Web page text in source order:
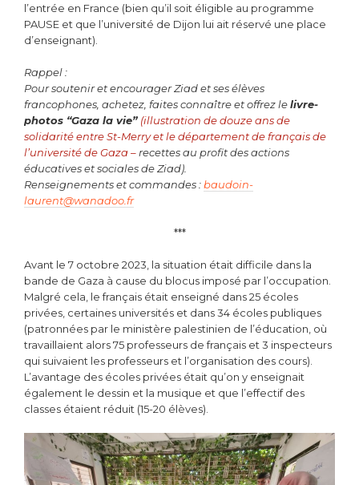
l’entrée en France (bien qu’il soit éligible au programme
PAUSE et que l’université de Dijon lui ait réservé une place
d’enseignant).
Rappel :
Pour soutenir et encourager Ziad et ses élèves
francophones, achetez, faites connaître et offrez lelivre-
photos “Gaza la vie” (illustration de douze ans de
solidarité entre St-Merry et le département de français de
l’université de Gaza –recettes au profit des actions
éducatives et sociales de Ziad).
Renseignements et commandes :baudoin-
laurent@wanadoo.fr
***
Avant le 7 octobre 2023, la situation était difficile dans la
bande de Gaza à cause du blocus imposé par l’occupation.
Malgré cela, le français était enseigné dans 25 écoles
privées, certaines universités et dans 34 écoles publiques
(patronnées par le ministère palestinien de l’éducation, où
travaillaient alors 75 professeurs de français et 3 inspecteurs
qui suivaient les professeurs et l’organisation des cours).
L’avantage des écoles privées était qu’on y enseignait
également le dessin et la musique et que l’effectif des
classes étaient réduit (15-20 élèves).